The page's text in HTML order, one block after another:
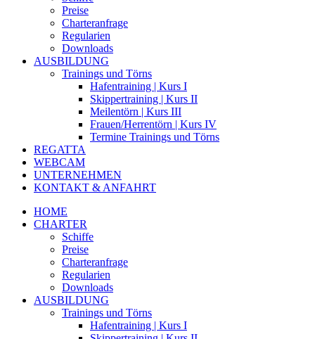
Preise
Charteranfrage
Regularien
Downloads
AUSBILDUNG
Trainings und Törns
Hafentraining | Kurs I
Skippertraining | Kurs II
Meilentörn | Kurs III
Frauen/Herrentörn | Kurs IV
Termine Trainings und Törns
REGATTA
WEBCAM
UNTERNEHMEN
KONTAKT & ANFAHRT
HOME
CHARTER
Schiffe
Preise
Charteranfrage
Regularien
Downloads
AUSBILDUNG
Trainings und Törns
Hafentraining | Kurs I